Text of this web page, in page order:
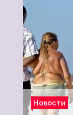
Новости